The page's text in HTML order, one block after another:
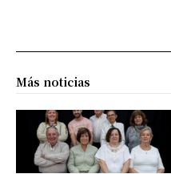
Más noticias